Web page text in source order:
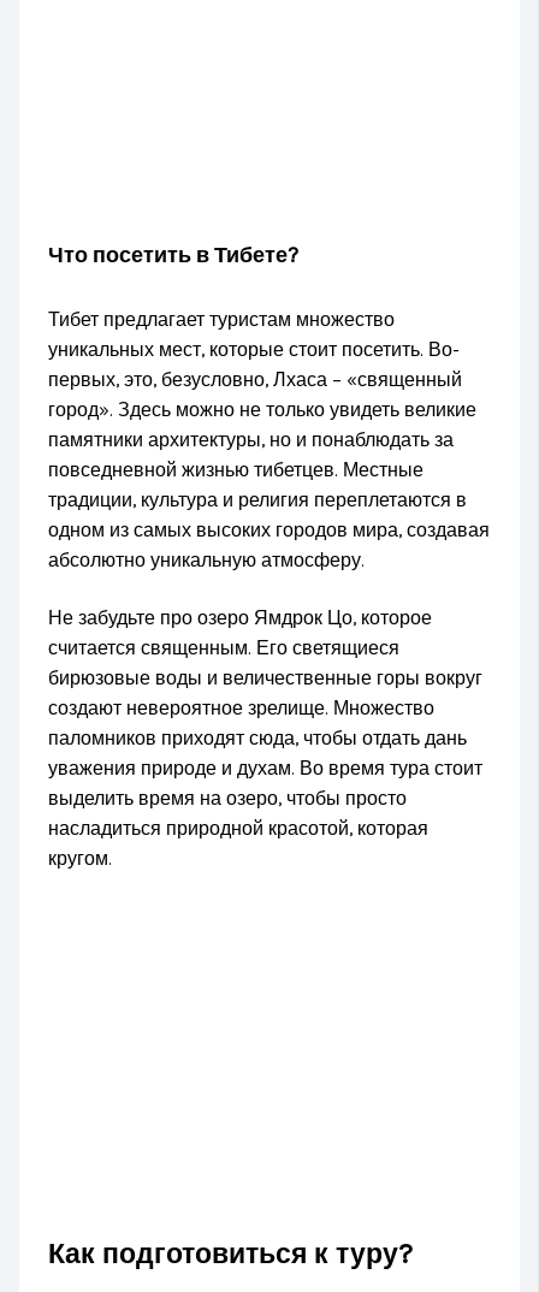
Что посетить в Тибете?
Тибет предлагает туристам множество
уникальных мест, которые стоит посетить. Во-
первых, это, безусловно, Лхаса – «священный
город». Здесь можно не только увидеть великие
памятники архитектуры, но и понаблюдать за
повседневной жизнью тибетцев. Местные
традиции, культура и религия переплетаются в
одном из самых высоких городов мира, создавая
абсолютно уникальную атмосферу.
Не забудьте про озеро Ямдрок Цо, которое
считается священным. Его светящиеся
бирюзовые воды и величественные горы вокруг
создают невероятное зрелище. Множество
паломников приходят сюда, чтобы отдать дань
уважения природе и духам. Во время тура стоит
выделить время на озеро, чтобы просто
насладиться природной красотой, которая
кругом.
Как подготовиться к туру?